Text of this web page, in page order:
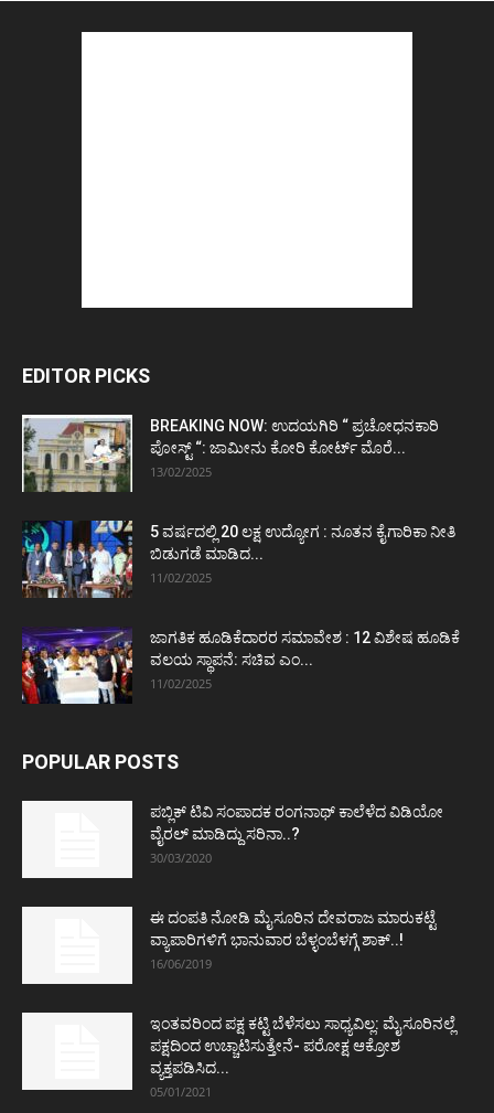
EDITOR PICKS
BREAKING NOW: ಉದಯಗಿರಿ “ ಪ್ರಚೋಧನಕಾರಿ
ಪೋಸ್ಟ್‌ “: ಜಾಮೀನು ಕೋರಿ ಕೋರ್ಟ್‌ ಮೊರೆ...
13/02/2025
5 ವರ್ಷದಲ್ಲಿ 20 ಲಕ್ಷ ಉದ್ಯೋಗ : ನೂತನ ಕೈಗಾರಿಕಾ ನೀತಿ
ಬಿಡುಗಡೆ ಮಾಡಿದ...
11/02/2025
ಜಾಗತಿಕ ಹೂಡಿಕೆದಾರರ ಸಮಾವೇಶ : 12 ವಿಶೇಷ ಹೂಡಿಕೆ
ವಲಯ ಸ್ಥಾಪನೆ: ಸಚಿವ ಎಂ...
11/02/2025
POPULAR POSTS
ಪಬ್ಲಿಕ್ ಟಿವಿ ಸಂಪಾದಕ ರಂಗನಾಥ್ ಕಾಲೆಳೆದ ವಿಡಿಯೋ
ವೈರಲ್ ಮಾಡಿದ್ದು ಸರಿನಾ..?
30/03/2020
ಈ ದಂಪತಿ ನೋಡಿ ಮೈಸೂರಿನ ದೇವರಾಜ ಮಾರುಕಟ್ಟೆ
ವ್ಯಾಪಾರಿಗಳಿಗೆ ಭಾನುವಾರ ಬೆಳ್ಳಂಬೆಳಗ್ಗೆ ಶಾಕ್..!
16/06/2019
ಇಂತವರಿಂದ ಪಕ್ಷ ಕಟ್ಟಿ ಬೆಳೆಸಲು ಸಾಧ್ಯವಿಲ್ಲ: ಮೈಸೂರಿನಲ್ಲೆ
ಪಕ್ಷದಿಂದ ಉಚ್ಚಾಟಿಸುತ್ತೇನೆ- ಪರೋಕ್ಷ ಆಕ್ರೋಶ
ವ್ಯಕ್ತಪಡಿಸಿದ...
05/01/2021